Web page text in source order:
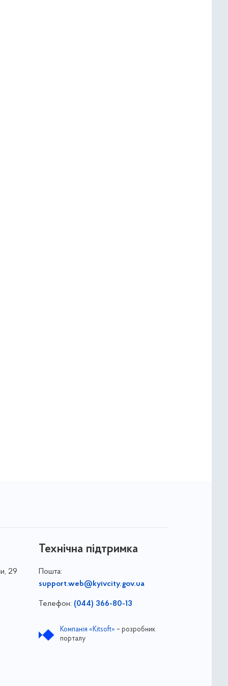
29
Технічна підтримка
Пошта:
support.web@kyivcity.gov.ua
Телефон: (044) 366-80-13
Компанія «Kitsoft» – розробник
порталу